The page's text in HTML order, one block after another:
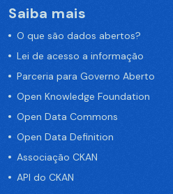
Saiba mais
O que são dados abertos?
Lei de acesso a informação
Parceria para Governo Aberto
Open Knowledge Foundation
Open Data Commons
Open Data Definition
Associação CKAN
API do CKAN